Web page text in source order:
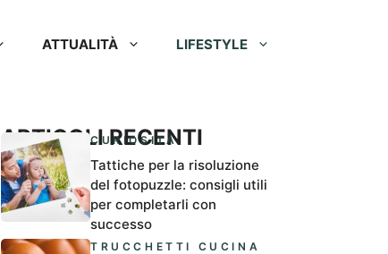
ATTUALITÀ LIFESTYLE
ARTICOLI RECENTI
CURIOSITÀ
Tattiche per la risoluzione
del fotopuzzle: consigli utili
per completarli con
successo
TRUCCHETTI CUCINA